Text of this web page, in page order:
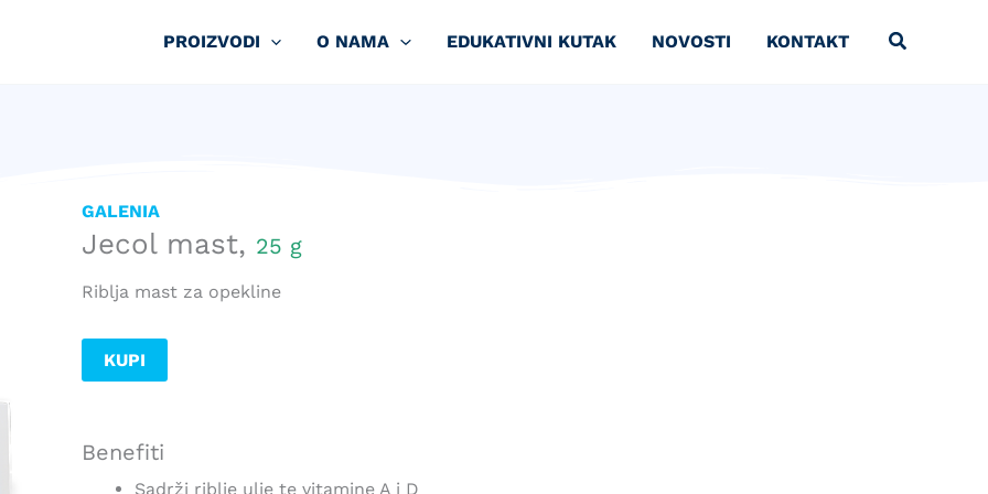
PROIZVODI O NAMA EDUKATIVNI KUTAK NOVOSTI KONTAKT
GALENIA
Jecol mast, 25 g
Riblja mast za opekline
KUPI
Benefiti
Sadrži riblje ulje te vitamine A i D